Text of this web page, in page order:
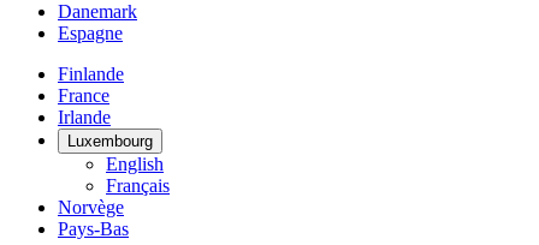
Danemark
Espagne
Finlande
France
Irlande
Luxembourg
English
Français
Norvège
Pays-Bas